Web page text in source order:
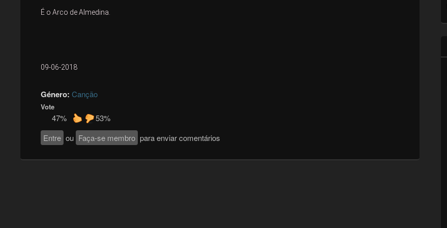
É o Arco de Almedina.
09-06-2018﻿
Género: Canção
Vote
47%
53%
Entre ou Faça-se membro para enviar comentários